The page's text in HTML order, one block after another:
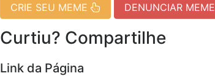
CRIE SEU MEME DENUNCIAR MEME
Curtiu? Compartilhe
Link da Página